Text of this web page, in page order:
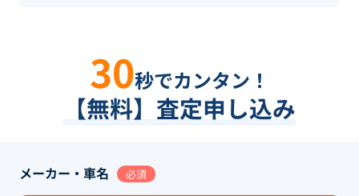
30秒でカンタン！
【無料】査定申し込み
メーカー・車名 必須